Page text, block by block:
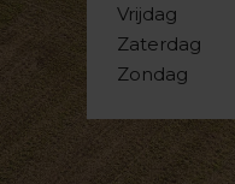
Vrijdag
Zaterdag
Zondag